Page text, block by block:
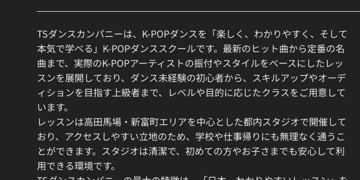
TSダンスカンパニーは、K-POPダンスを「楽しく、わかりやすく、そして
本気で学べる」K-POPダンススクールです。最新のヒット曲から定番の名
曲まで、実際のK-POPアーティストの振付やスタイルをベースにしたレッ
スンを展開しており、ダンス未経験の初心者から、スキルアップやオーデ
ィションを目指す上級者まで、レベルや目的に応じたクラスをご用意して
います。
レッスンは高田馬場・新富町エリアを中心とした都内スタジオで開催して
おり、アクセスしやすい立地のため、学校や仕事帰りにも無理なく通うこ
とができます。スタジオは清潔で、初めての方やお子さまでも安心して利
用できる環境です。